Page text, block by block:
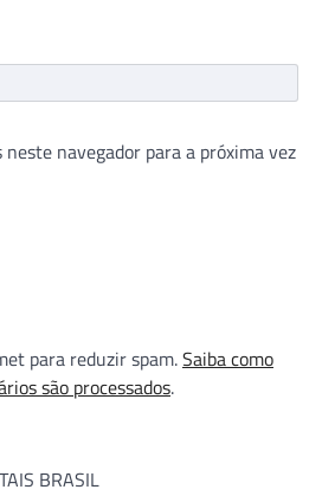
neste navegador para a próxima vez
para reduzir spam.Saiba como
são processados.
BRASIL